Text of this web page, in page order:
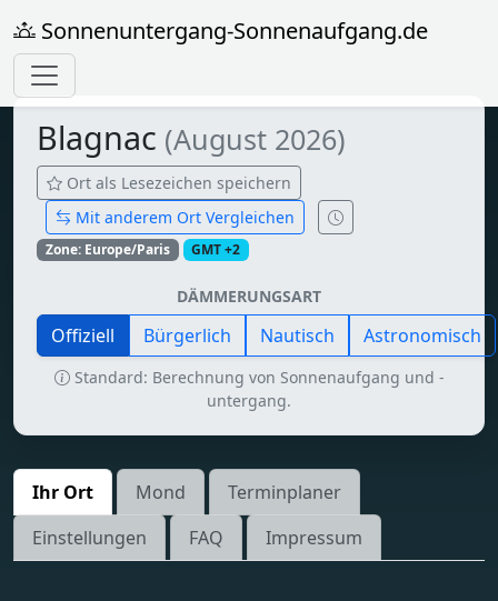
Sonnenuntergang-Sonnenaufgang.de
Blagnac (August 2026)
Ort als Lesezeichen speichern
Mit anderem Ort Vergleichen
Zone: Europe/Paris GMT +2
DÄMMERUNGSART
Offiziell Bürgerlich Nautisch Astronomisch
Standard: Berechnung von Sonnenaufgang und -
untergang.
Ihr Ort Mond
Terminplaner
Einstellungen
FAQ Impressum